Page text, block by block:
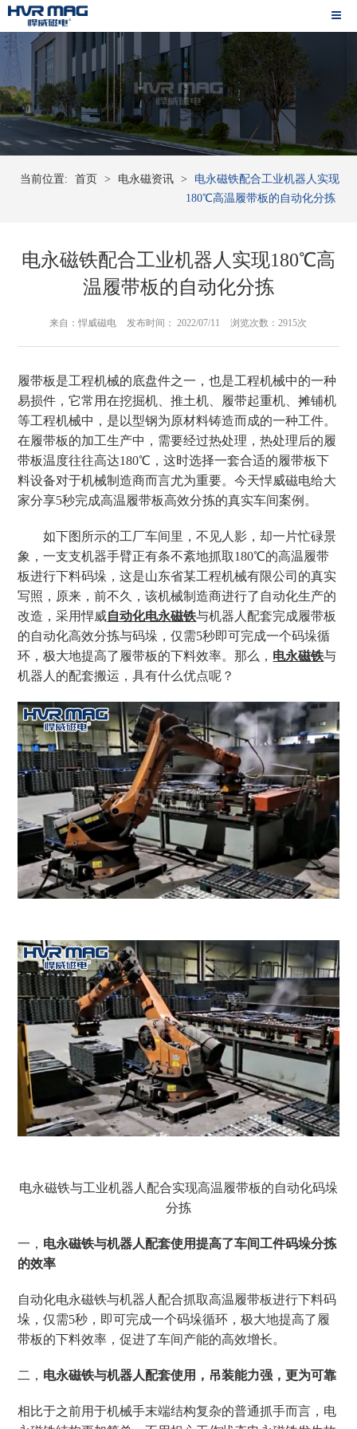
当前位置: 首页 > 电永磁资讯 >
电永磁铁配合工业机器人实现
180℃高温履带板的自动化分拣
电永磁铁配合工业机器人实现180℃高
温履带板的自动化分拣
来自：悍威磁电 发布时间： 2022/07/11 浏览次数：2915次
履带板是工程机械的底盘件之一，也是工程机械中的一种
易损件，它常用在挖掘机、推土机、履带起重机、摊铺机
等工程机械中，是以型钢为原材料铸造而成的一种工件。
在履带板的加工生产中，需要经过热处理，热处理后的履
带板温度往往高达180℃，这时选择一套合适的履带板下
料设备对于机械制造商而言尤为重要。今天悍威磁电给大
家分享5秒完成高温履带板高效分拣的真实车间案例。
如下图所示的工厂车间里，不见人影，却一片忙碌景
象，一支支机器手臂正有条不紊地抓取180℃的高温履带
板进行下料码垛，这是山东省某工程机械有限公司的真实
写照，原来，前不久，该机械制造商进行了自动化生产的
改造，采用悍威自动化电永磁铁与机器人配套完成履带板
的自动化高效分拣与码垛，仅需5秒即可完成一个码垛循
环，极大地提高了履带板的下料效率。那么， 电永磁铁与
机器人的配套搬运，具有什么优点呢？
电永磁铁与工业机器人配合实现高温履带板的自动化码垛
分拣
一， 电永磁铁与机器人配套使用提高了车间工件码垛分拣
的效率
自动化电永磁铁与机器人配合抓取高温履带板进行下料码
垛，仅需5秒，即可完成一个码垛循环，极大地提高了履
带板的下料效率，促进了车间产能的高效增长。
二， 电永磁铁与机器人配套使用，吊装能力强，更为可靠
相比于之前用于机械手末端结构复杂的普通抓手而言，电